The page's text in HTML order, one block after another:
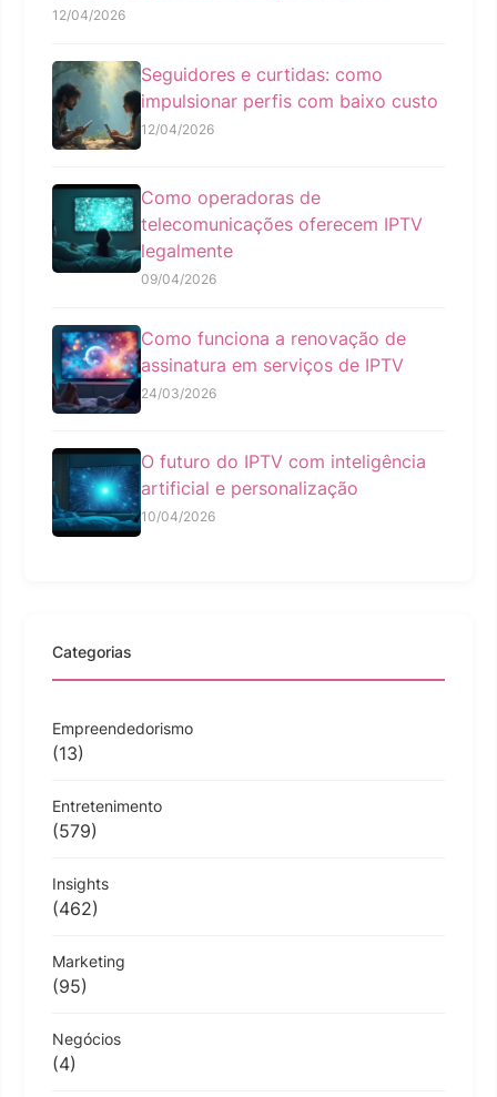
12/04/2026
Seguidores e curtidas: como
impulsionar perfis com baixo custo
12/04/2026
Como operadoras de
telecomunicações oferecem IPTV
legalmente
09/04/2026
Como funciona a renovação de
assinatura em serviços de IPTV
24/03/2026
O futuro do IPTV com inteligência
artificial e personalização
10/04/2026
Categorias
Empreendedorismo
(13)
Entretenimento
(579)
Insights
(462)
Marketing
(95)
Negócios
(4)